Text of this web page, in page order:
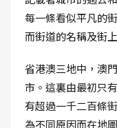
每一條看似平凡的
而街道的名稱及街
省港澳三地中，澳
市。這裏由最初只
有超過一千二百條
為不同原因而在地